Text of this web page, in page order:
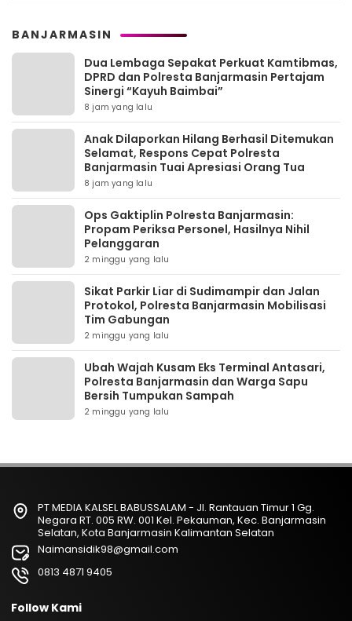
BANJARMASIN
Dua Lembaga Sepakat Perkuat Kamtibmas,
DPRD dan Polresta Banjarmasin Pertajam
Sinergi “Kayuh Baimbai”
8 jam yang lalu
Anak Dilaporkan Hilang Berhasil Ditemukan
Selamat, Respons Cepat Polresta
Banjarmasin Tuai Apresiasi Orang Tua
8 jam yang lalu
Ops Gaktiplin Polresta Banjarmasin:
Propam Periksa Personel, Hasilnya Nihil
Pelanggaran
2 minggu yang lalu
Sikat Parkir Liar di Sudimampir dan Jalan
Protokol, Polresta Banjarmasin Mobilisasi
Tim Gabungan
2 minggu yang lalu
Ubah Wajah Kusam Eks Terminal Antasari,
Polresta Banjarmasin dan Warga Sapu
Bersih Tumpukan Sampah
2 minggu yang lalu
PT MEDIA KALSEL BABUSSALAM - Jl. Rantauan Timur 1 Gg.
Negara RT. 005 RW. 001 Kel. Pekauman, Kec. Banjarmasin
Selatan, Kota Banjarmasin Kalimantan Selatan
Naimansidik98@gmail.com
0813 4871 9405
Follow Kami